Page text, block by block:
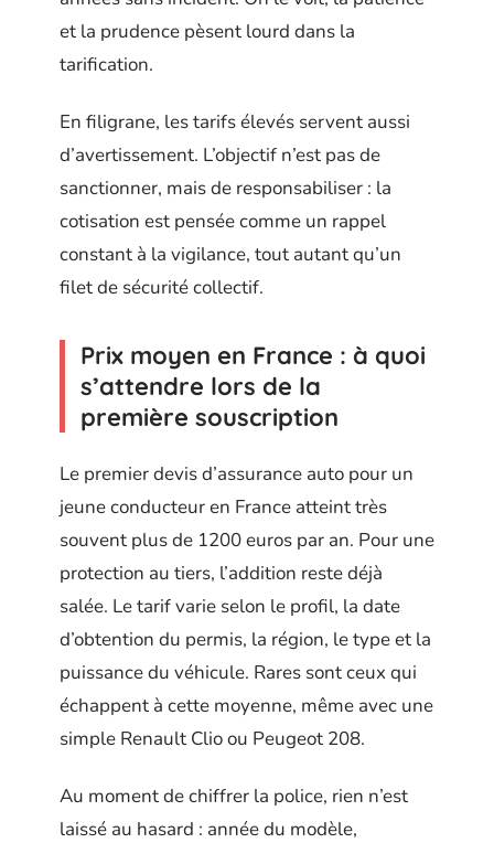
et la prudence pèsent lourd dans la
tarification.
En filigrane, les tarifs élevés servent aussi
d’avertissement. L’objectif n’est pas de
sanctionner, mais de responsabiliser : la
cotisation est pensée comme un rappel
constant à la vigilance, tout autant qu’un
filet de sécurité collectif.
Prix moyen en France : à quoi
s’attendre lors de la
première souscription
Le premier devis d’assurance auto pour un
jeune conducteur en France atteint très
souvent plus de 1200 euros par an. Pour une
protection au tiers, l’addition reste déjà
salée. Le tarif varie selon le profil, la date
d’obtention du permis, la région, le type et la
puissance du véhicule. Rares sont ceux qui
échappent à cette moyenne, même avec une
simple Renault Clio ou Peugeot 208.
Au moment de chiffrer la police, rien n’est
laissé au hasard : année du modèle,